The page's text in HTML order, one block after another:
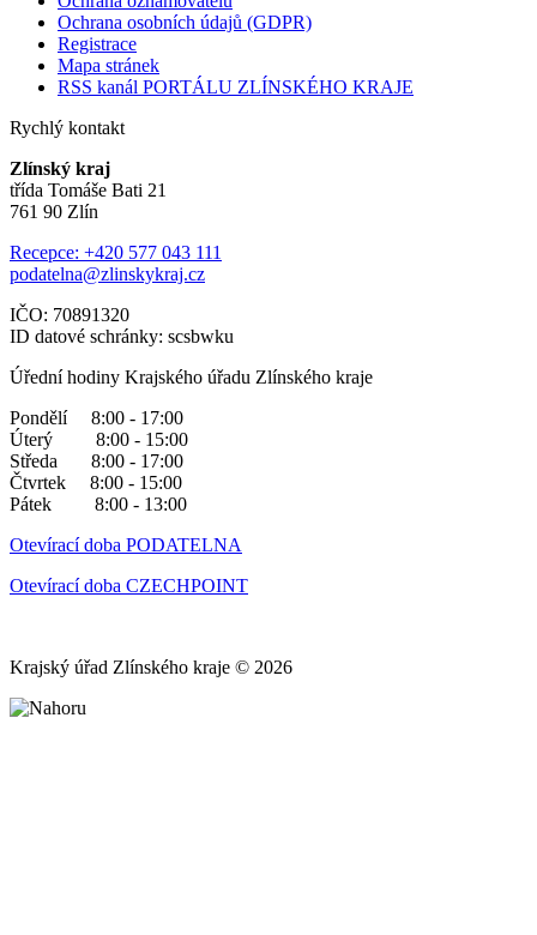
Ochrana osobních údajů (GDPR)
Registrace
Mapa stránek
RSS kanál PORTÁLU ZLÍNSKÉHO KRAJE
Rychlý kontakt
Zlínský kraj
třída Tomáše Bati 21
761 90 Zlín
Recepce: +420 577 043 111
podatelna@zlinskykraj.cz
IČO: 70891320
ID datové schránky: scsbwku
Úřední hodiny Krajského úřadu Zlínského kraje
Pondělí 8:00 - 17:00
Úterý 8:00 - 15:00
Středa 8:00 - 17:00
Čtvrtek 8:00 - 15:00
Pátek 8:00 - 13:00
Otevírací doba PODATELNA
Otevírací doba CZECHPOINT
Krajský úřad Zlínského kraje © 2026